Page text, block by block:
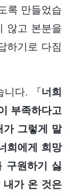
록 만들었습
않고 본분을
하기로 다짐
니다. 『너희
부족하다고
가 그렇게 말
희에게 희망
구원하기 싫
내가 온 것은